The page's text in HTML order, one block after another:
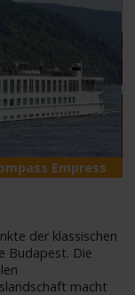
Empress
der klassischen
Budapest. Die
macht